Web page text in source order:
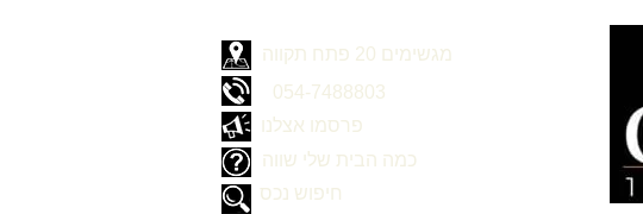
מגשימים 20 פתח תקווה
054-7488803
פרסמו אצלנו
כמה הבית שלי שווה
חיפוש נכס